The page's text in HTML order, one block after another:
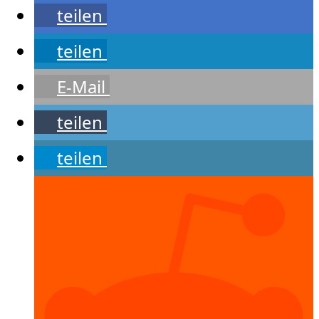
teilen
teilen
E-Mail
teilen
teilen